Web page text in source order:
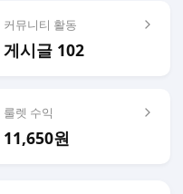
커뮤니티 활동
게시글 102
룰렛 수익
11,650원